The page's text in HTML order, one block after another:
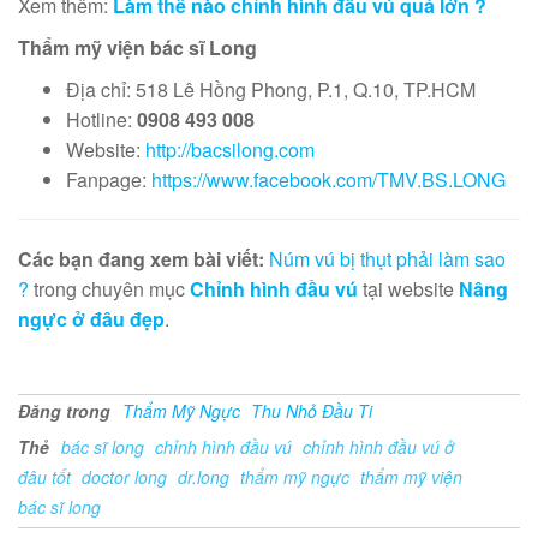
Thẩm mỹ viện bác sĩ Long
Địa chỉ: 518 Lê Hồng Phong, P.1, Q.10, TP.HCM
Hotline: 0908 493 008
Website: http://bacsilong.com
Fanpage: https://www.facebook.com/TMV.BS.LONG
Các bạn đang xem bài viết: Núm vú bị thụt phải làm sao
? trong chuyên mụcChỉnh hình đầu vú tại website Nâng
ngực ở đâu đẹp.
Đăng trong Thẩm Mỹ Ngực Thu Nhỏ Đầu Ti
Thẻ bác sĩ long chỉnh hình đầu vú chỉnh hình đầu vú ở
đâu tốt doctor long dr.long thẩm mỹ ngực thẩm mỹ viện
bác sĩ long